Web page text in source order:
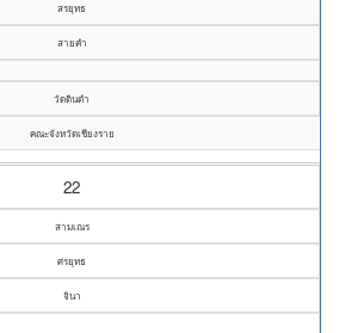
สรยุทธ
สายคำ
วัดดินดำ
คณะจังหวัดเชียงราย
22
สามเณร
ศรยุทธ
จินา